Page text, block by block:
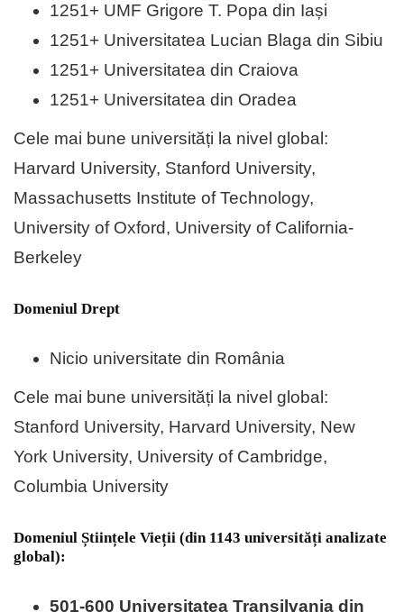
1251+ UMF Grigore T. Popa din Iași
1251+ Universitatea Lucian Blaga din Sibiu
1251+ Universitatea din Craiova
1251+ Universitatea din Oradea
Cele mai bune universități la nivel global:
Harvard University, Stanford University,
Massachusetts Institute of Technology,
University of Oxford, University of California-
Berkeley
Domeniul Drept
Nicio universitate din România
Cele mai bune universități la nivel global:
Stanford University, Harvard University, New
York University, University of Cambridge,
Columbia University
Domeniul Științele Vieții (din 1143 universități analizate
global):
501-600 Universitatea Transilvania din